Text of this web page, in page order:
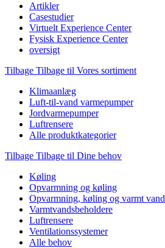
Artikler
Casestudier
Virtuelt Experience Center
Fysisk Experience Center
oversigt
Tilbage Tilbage til Vores sortiment
Klimaanlæg
Luft-til-vand varmepumper
Jordvarmepumper
Luftrensere
Alle produktkategorier
Tilbage Tilbage til Dine behov
Køling
Opvarmning og køling
Opvarmning, køling og varmt vand
Varmtvandsbeholdere
Luftrensere
Ventilationssystemer
Alle behov